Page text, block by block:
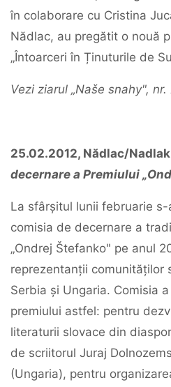
în colaborare cu Cristina
Nădlac, au pregătit o nouă
„Întoarceri în Ținuturile de
Vezi ziarul „Naše snahy",
25.02.2012, Nădlac/
decernare a Premiului
La sfârșitul lunii februarie
comisia de decernare a
„Ondrej Štefanko" pe anul
reprezentanții comunităților
Serbia și Ungaria. Comisia
premiului astfel: pentru
literaturii slovace din
de scriitorul Juraj
(Ungaria), pentru